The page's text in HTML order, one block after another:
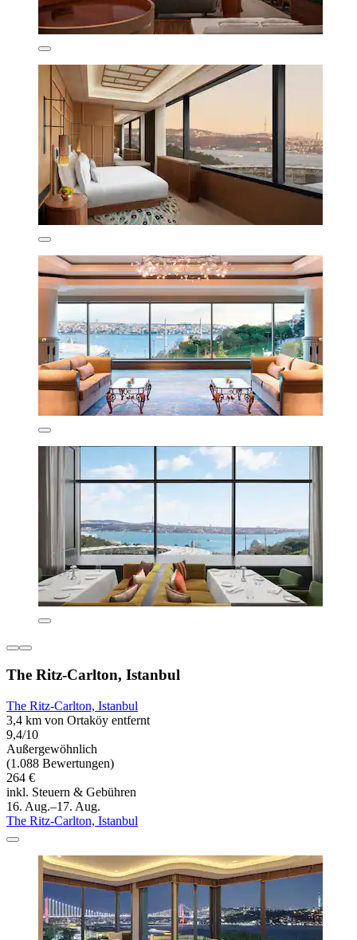
The Ritz-Carlton, Istanbul
The Ritz-Carlton, Istanbul
3,4 km von Ortaköy entfernt
9,4/10
Außergewöhnlich
(1.088 Bewertungen)
264 €
inkl. Steuern & Gebühren
16. Aug.–17. Aug.
The Ritz-Carlton, Istanbul